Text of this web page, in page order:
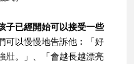
子已經開始可以接受一些
可以慢慢地告訴他︰「好
壯。」、「會越長越漂亮